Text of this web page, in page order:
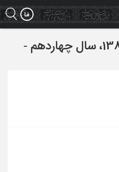
بهار و تابستان 1386، سال چهاردهم -